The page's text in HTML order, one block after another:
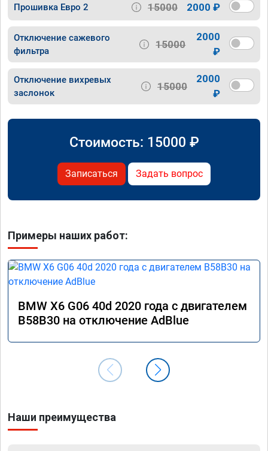
Прошивка Евро 2 15000 2000 ₽
Отключение сажевого
фильтра
15000
2000
₽
Отключение вихревых
заслонок
15000
2000
₽
Стоимость: 15000 ₽
Записаться Задать вопрос
Примеры наших работ:
BMW X6 G06 40d 2020 года с двигателем
B58B30 на отключение AdBlue
Наши преимущества